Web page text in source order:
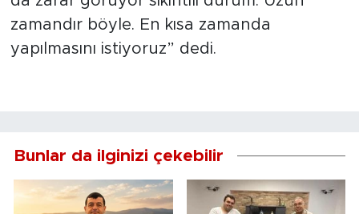
zamandır böyle. En kısa zamanda
yapılmasını istiyoruz” dedi.
Bunlar da ilginizi çekebilir